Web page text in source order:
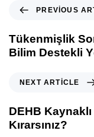
PREVIOUS
Tükenmişlik
Bilim Destekli
NEXT ARTICLE
DEHB
Kırarsınız?